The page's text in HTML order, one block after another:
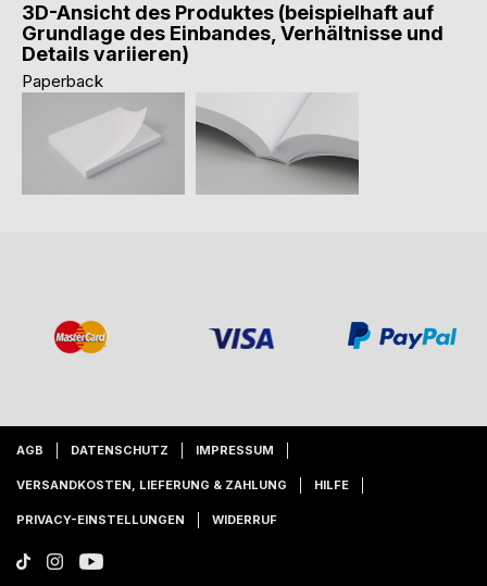
3D-Ansicht des Produktes (beispielhaft auf
Grundlage des Einbandes, Verhältnisse und
Details variieren)
Paperback
AGB DATENSCHUTZ IMPRESSUM
VERSANDKOSTEN, LIEFERUNG & ZAHLUNG HILFE
PRIVACY-EINSTELLUNGEN WIDERRUF